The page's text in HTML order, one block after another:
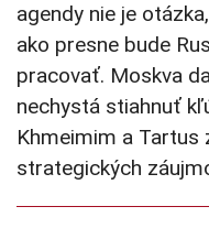
agendy nie je
ako presne bude
pracovať. Moskva
nechystá stiahnuť
Khmeimim a Tartus
strategických